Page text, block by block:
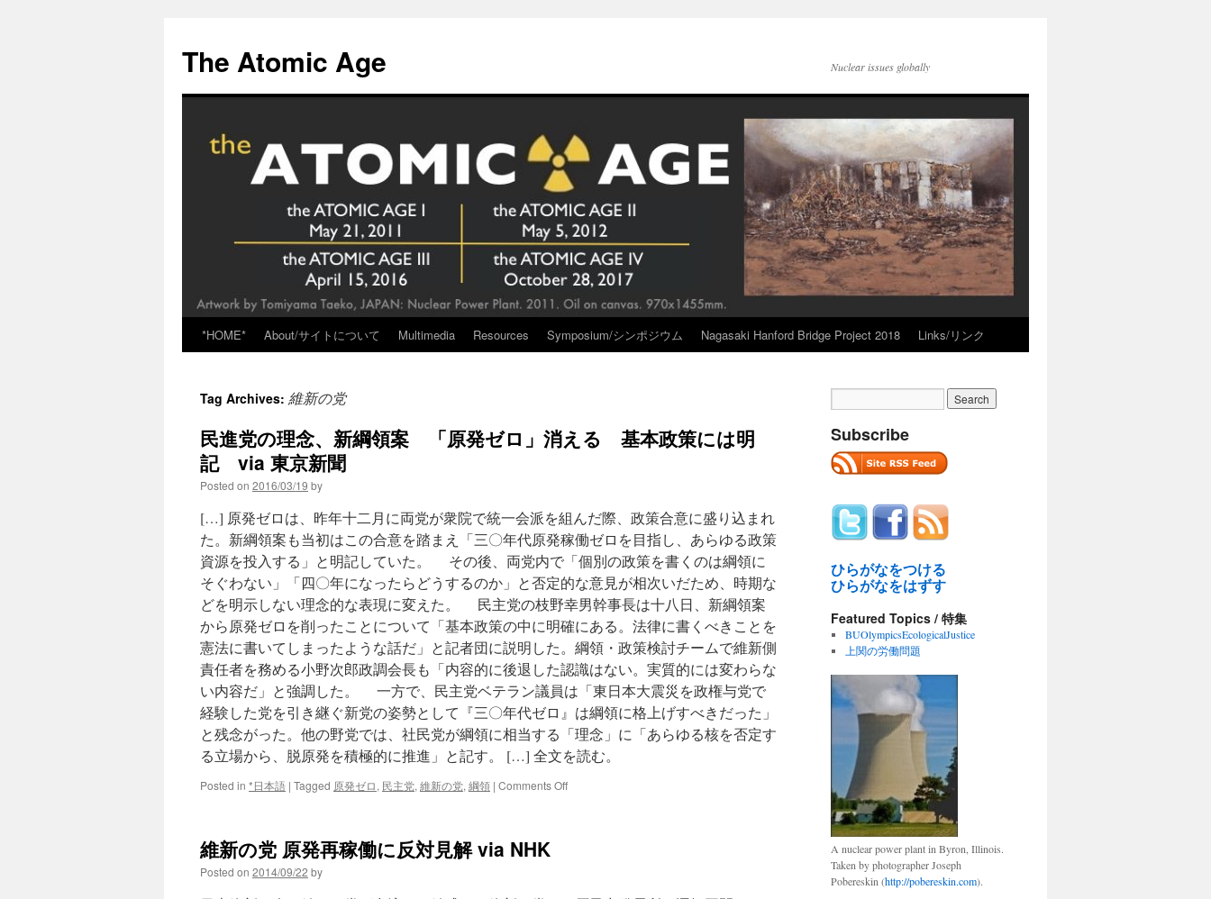
content
The Atomic Age Nuclear issues globally
*HOME* About/サイトについて Multimedia Resources Symposium/シンポジウム Nagasaki Hanford Bridge Project 2018 Links/リンク
Tag Archives: 維新の党
民進党の理念、新綱領案 「原発ゼロ」消える 基本政策には明
記 via 東京新聞
Posted on 2016/03/19 by
[…] 原発ゼロは、昨年十二月に両党が衆院で統一会派を組んだ際、政策合意に盛り込まれ
た。新綱領案も当初はこの合意を踏まえ「三〇年代原発稼働ゼロを目指し、あらゆる政策
資源を投入する」と明記していた。 その後、両党内で「個別の政策を書くのは綱領に
そぐわない」「四〇年になったらどうするのか」と否定的な意見が相次いだため、時期な
どを明示しない理念的な表現に変えた。 民主党の枝野幸男幹事長は十八日、新綱領案
から原発ゼロを削ったことについて「基本政策の中に明確にある。法律に書くべきことを
憲法に書いてしまったような話だ」と記者団に説明した。綱領・政策検討チームで維新側
責任者を務める小野次郎政調会長も「内容的に後退した認識はない。実質的には変わらな
い内容だ」と強調した。 一方で、民主党ベテラン議員は「東日本大震災を政権与党で
経験した党を引き継ぐ新党の姿勢として『三〇年代ゼロ』は綱領に格上げすべきだった」
と残念がった。他の野党では、社民党が綱領に相当する「理念」に「あらゆる核を否定す
る立場から、脱原発を積極的に推進」と記す。 […] 全文を読む。
Posted in *日本語 | Tagged 原発ゼロ, 民主党, 維新の党, 綱領 | Comments Offon
維新の党 原発再稼働に反対見解 via NHK
Posted on 2014/09/22 by
Subscribe
ひらがなをつける
ひらがなをはずす
Featured Topics / 特集
BUOlympicsEcologicalJustice
上関の労働問題
A nuclear power plant in Byron, Illinois.
Taken by photographer Joseph
Pobereskin (http://pobereskin.com).